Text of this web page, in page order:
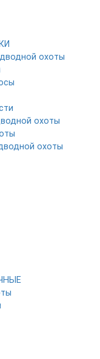
охоты
охоты
охоты